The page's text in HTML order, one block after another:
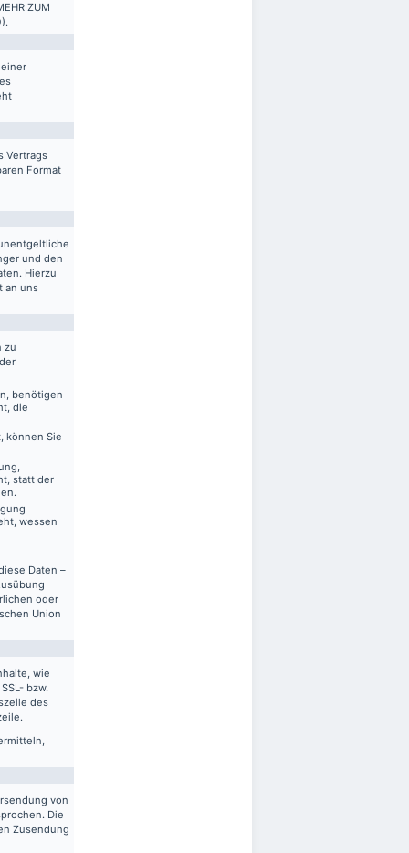
ZUM
Vertrags
Format
und den
Hierzu
an uns
zu
benötigen
die
können Sie
statt der
wessen
Daten –
oder
Union
wie
bzw.
des
von
Die
Zusendung